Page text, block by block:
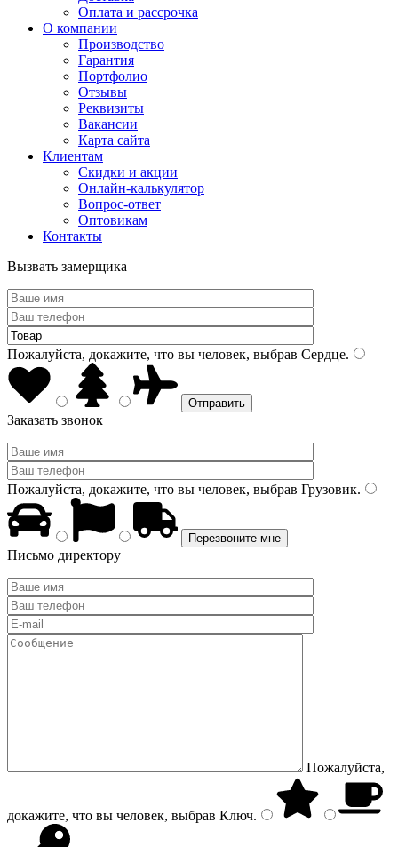
Оплата и рассрочка
О компании
Производство
Гарантия
Портфолио
Отзывы
Реквизиты
Вакансии
Карта сайта
Клиентам
Скидки и акции
Онлайн-калькулятор
Вопрос-ответ
Оптовикам
Контакты
Вызвать замерщика
Пожалуйста, докажите, что вы человек, выбрав Сердце.
Заказать звонок
Пожалуйста, докажите, что вы человек, выбрав Грузовик.
Письмо директору
Пожалуйста,
докажите, что вы человек, выбрав Ключ.